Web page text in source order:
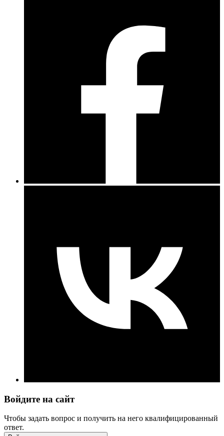
Войдите на сайт
Чтобы задать вопрос и получить на него квалифицированный
ответ.